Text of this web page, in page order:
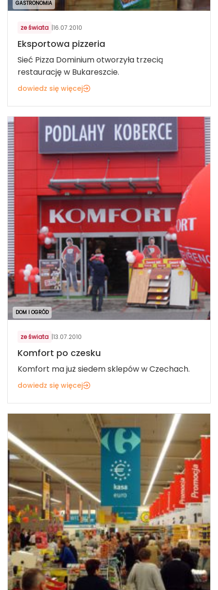
GASTRONOMIA
ze świata |16.07.2010
Eksportowa pizzeria
Sieć Pizza Dominium otworzyła trzecią
restaurację w Bukareszcie.
dowiedz się więcej
DOM I OGRÓD
ze świata |13.07.2010
Komfort po czesku
Komfort ma już siedem sklepów w Czechach.
dowiedz się więcej